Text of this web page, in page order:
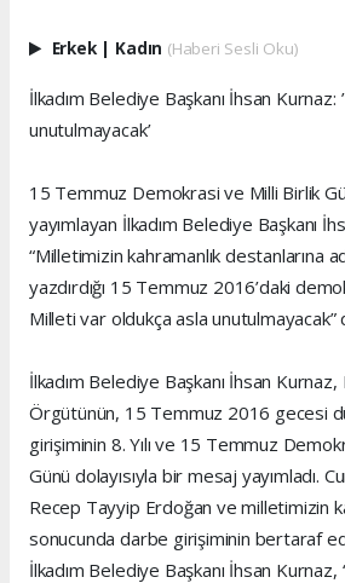
Erkek | Kadın (Haberi Sesli Oku)
İlkadım Belediye Başkanı İhsan Kurnaz:
unutulmayacak’
15 Temmuz Demokrasi ve Milli Birlik
yayımlayan İlkadım Belediye Başkanı
“Milletimizin kahramanlık destanlarına
yazdırdığı 15 Temmuz 2016’daki
Milleti var oldukça asla unutulmayacak”
İlkadım Belediye Başkanı İhsan
Örgütünün, 15 Temmuz 2016 gecesi
girişiminin 8. Yılı ve 15 Temmuz
Günü dolayısıyla bir mesaj yayımladı.
Recep Tayyip Erdoğan ve milletimizin
sonucunda darbe girişiminin bertaraf
İlkadım Belediye Başkanı İhsan Kurnaz,